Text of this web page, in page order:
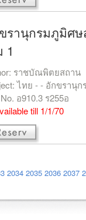
รานุกรมภูมิศ
1
ราชบัณพิตยสถาน
ไทย - - อักขรานุ
อ910.3 ร255อ
till 1/1/70
2034 2035 2036 2037